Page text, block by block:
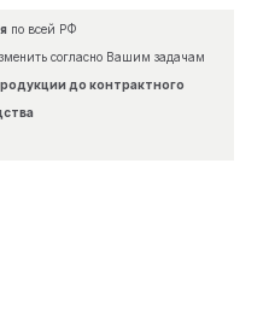
по всей РФ
согласно Вашим задачам
до контрактного